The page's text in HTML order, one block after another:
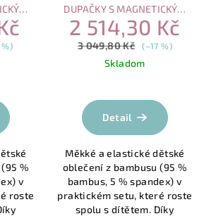
SET
%)
%
v
roste
DUPAČKY S MAGNETICKÝM
ZAPÍNÁNÍM – VÝHODNÝ SET
(4 KS)
2 514,30 Kč
3 049,80 Kč (–17 %)
Skladom
hodnocení
produktu
z
5
hvězdiček.
Detail
Měkké a elastické dětské
oblečení z bambusu (95 %
bambus, 5 % spandex) v
praktickém setu, které roste
spolu s dítětem. Díky